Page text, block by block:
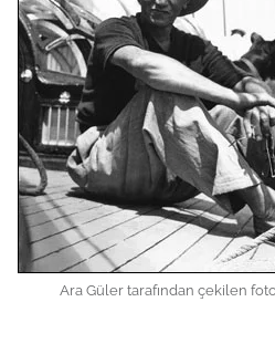
Ara Güler tarafından çekilen